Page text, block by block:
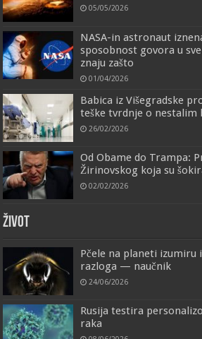
05/05/2026
NASA-in astronaut
sposobnost govora u
znaju zašto
01/04/2026
Babica iz Višegradske
teške tvrdnje o nestalim
26/02/2026
Od Obame do Trampa:
Žirinovskog koja su
02/02/2026
ŽIVOT
Pčele na planeti izumiru
razloga — naučnik
24/06/2026
Rusija testira
raka